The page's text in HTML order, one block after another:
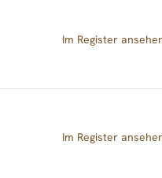
Im Register
Im Register